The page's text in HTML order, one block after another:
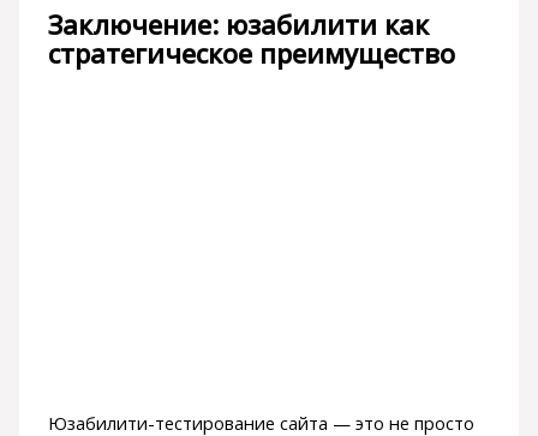
Заключение: юзабилити как
стратегическое преимущество
Юзабилити-тестирование сайта — это не просто